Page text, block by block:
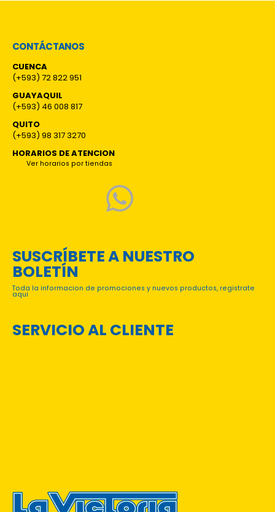
CONTÁCTANOS
CUENCA
(+593) 72 822 951
GUAYAQUIL
(+593) 46 008 817
QUITO
(+593) 98 317 3270
HORARIOS DE ATENCION
Ver horarios por tiendas
SUSCRÍBETE A NUESTRO
BOLETÍN
Toda la informacion de promociones y nuevos productos, registrate
aqui
SERVICIO AL CLIENTE